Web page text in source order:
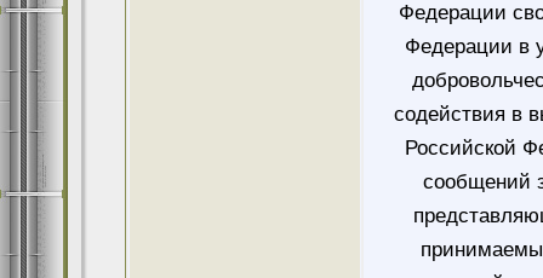
Федерации
Федерации в
содействия в
Российской
сообщений